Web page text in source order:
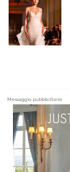
Messaggio pubblicitario